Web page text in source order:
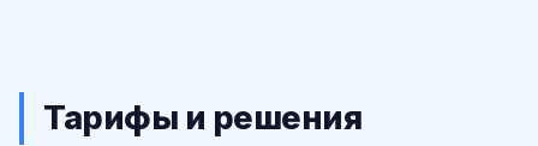
Тарифы и решения